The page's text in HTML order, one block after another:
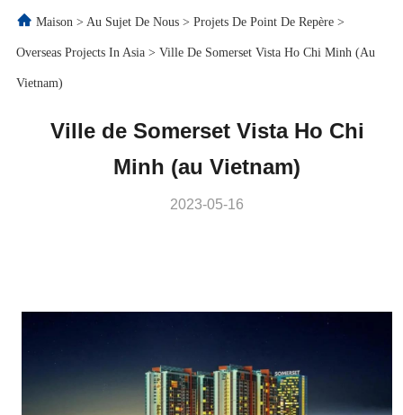
Maison > Au Sujet De Nous > Projets De Point De Repère >
Overseas Projects In Asia > Ville De Somerset Vista Ho Chi Minh (au
Vietnam)
Ville de Somerset Vista Ho Chi
Minh (au Vietnam)
2023-05-16